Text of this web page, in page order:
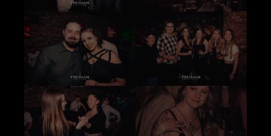
Have any questions?
+44 1234 567 890
Drop us a line
info@yourdomain.com
About us